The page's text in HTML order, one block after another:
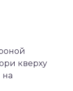
кверху
на